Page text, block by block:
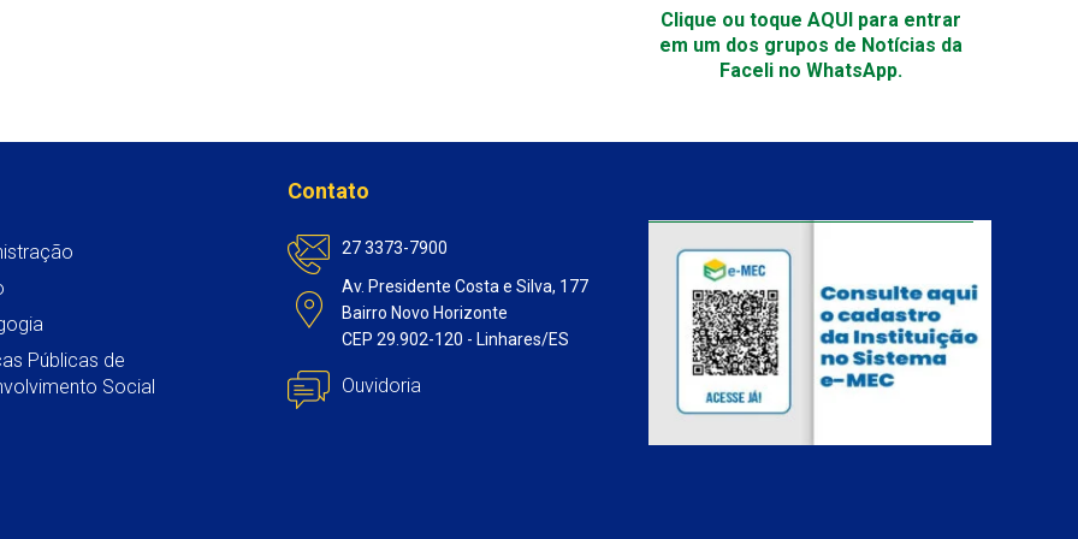
Clique ou toque AQUI para entrar
em um dos grupos de Notícias da
Faceli no WhatsApp.
Públicas de
Social
Contato
27 3373-7900
Av. Presidente Costa e Silva, 177
Bairro Novo Horizonte
CEP 29.902-120 - Linhares/ES
Ouvidoria